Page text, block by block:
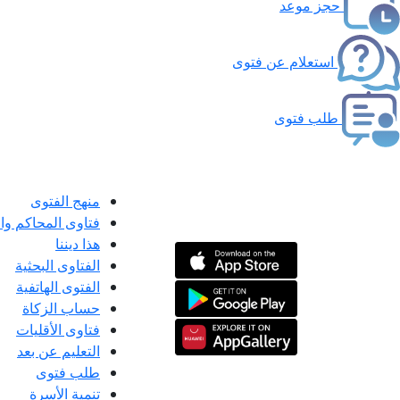
حجز موعد
استعلام عن فتوى
طلب فتوى
منهج الفتوى
فتاوى المحاكم
هذا ديننا
الفتاوى البحثية
الفتوى الهاتفية
حساب الزكاة
فتاوى الأقليات
التعليم عن بعد
طلب فتوى
تنمية الأسرة